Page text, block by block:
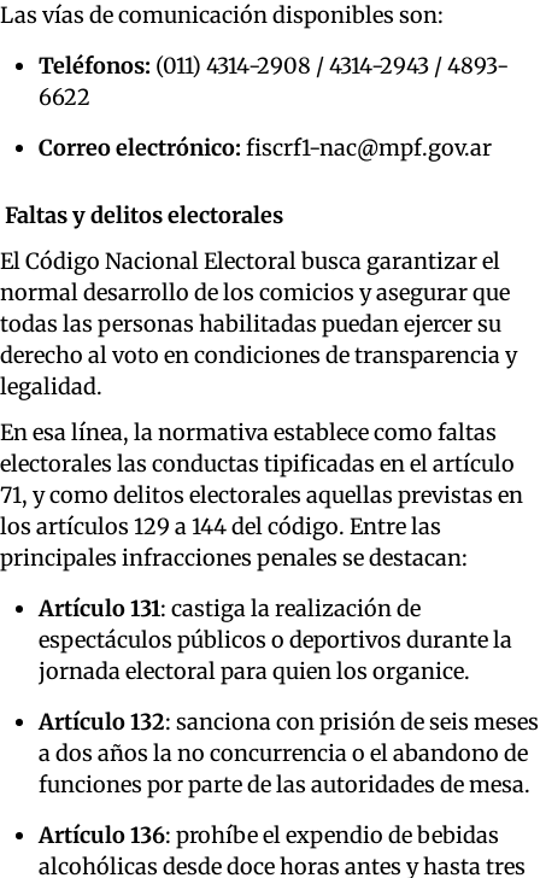
Las vías de comunicación disponibles son:
Teléfonos: (011) 4314-2908 / 4314-2943 / 4893-
6622
Correo electrónico: fiscrf1-nac@mpf.gov.ar
Faltas y delitos electorales
El Código Nacional Electoral busca garantizar el
normal desarrollo de los comicios y asegurar que
todas las personas habilitadas puedan ejercer su
derecho al voto en condiciones de transparencia y
legalidad.
En esa línea, la normativa establece como faltas
electorales las conductas tipificadas en el artículo
71, y como delitos electorales aquellas previstas en
los artículos 129 a 144 del código. Entre las
principales infracciones penales se destacan:
Artículo 131: castiga la realización de
espectáculos públicos o deportivos durante la
jornada electoral para quien los organice.
Artículo 132: sanciona con prisión de seis meses
a dos años la no concurrencia o el abandono de
funciones por parte de las autoridades de mesa.
Artículo 136: prohíbe el expendio de bebidas
alcohólicas desde doce horas antes y hasta tres